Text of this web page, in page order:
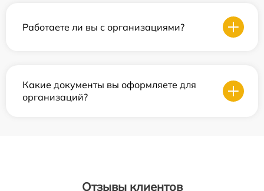
Работаете ли вы с организациями?
Какие документы вы оформляете для
организаций?
Отзывы клиентов